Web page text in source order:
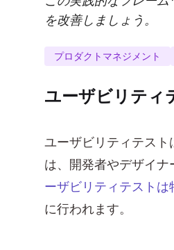
を改善しましょう。
プロダクトマネジメント
ユーザビリティ
ユーザビリティテス
は、開発者やデザイ
ーザビリティテスト
に行われます。